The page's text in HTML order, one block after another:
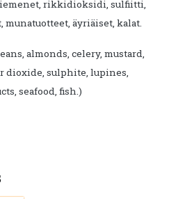
rikkidioksidi, sulfiitti,
äyriäiset, kalat.
almonds, celery, mustard,
dioxide, sulphite, lupines,
seafood, fish.)